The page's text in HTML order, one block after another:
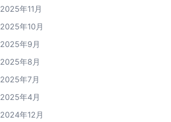
2025年11月
2025年10月
2025年9月
2025年8月
2025年7月
2025年4月
2024年12月